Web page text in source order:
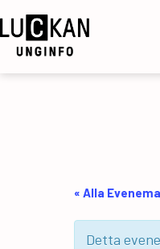
Hoppa
till
innehåll
UngInfo
« Alla
Detta